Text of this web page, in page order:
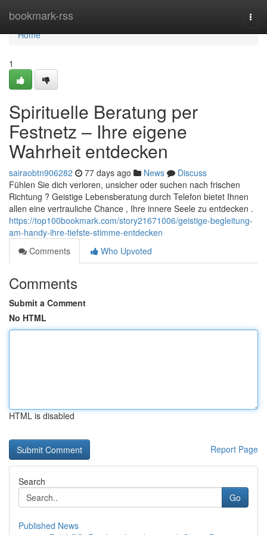
bookmark-rss
Home
Home
1
Spirituelle Beratung per
Festnetz – Ihre eigene
Wahrheit entdecken
sairaobtn906282 77 days ago News
Discuss
Fühlen Sie dich verloren, unsicher oder suchen nach frischen
Richtung ? Geistige Lebensberatung durch Telefon bietet Ihnen
allen eine vertrauliche Chance , Ihre innere Seele zu entdecken .
https://top100bookmark.com/story21671006/geistige-begleitung-
am-handy-ihre-tiefste-stimme-entdecken
Comments
Who Upvoted
Comments
Submit a Comment
No HTML
HTML is disabled
Report Page
Search
Go
Published News